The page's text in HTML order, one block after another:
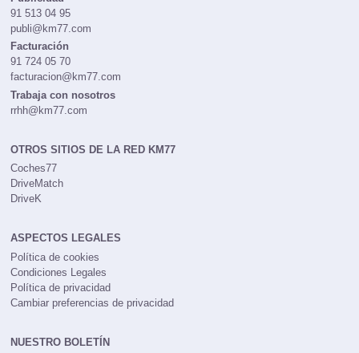
91 513 04 95
publi@km77.com
Facturación
91 724 05 70
facturacion@km77.com
Trabaja con nosotros
rrhh@km77.com
OTROS SITIOS DE LA RED KM77
Coches77
DriveMatch
DriveK
ASPECTOS LEGALES
Política de cookies
Condiciones Legales
Política de privacidad
Cambiar preferencias de privacidad
NUESTRO BOLETÍN